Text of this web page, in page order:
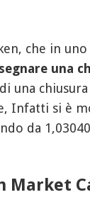
che in uno
una
una
Infatti si è
da
Market